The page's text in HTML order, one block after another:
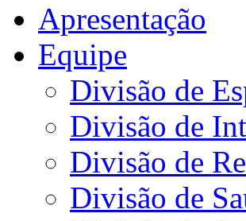
Apresentação
Equipe
Divisão de
Divisão de
Divisão de
Divisão de